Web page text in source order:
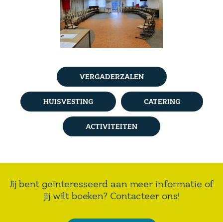
VERGADERZALEN
HUISVESTING CATERING
ACTIVITEITEN
Jij bent geïnteresseerd aan meer informatie of
jij wilt boeken? Contacteer ons!